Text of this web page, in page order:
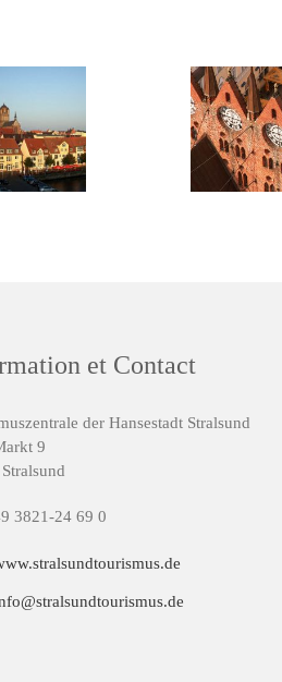
et Contact
der Hansestadt Stralsund
9
3821-24 69 0